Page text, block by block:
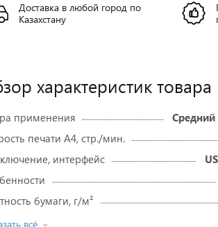
Доставка в любой город по
Казахстану
характеристик товара
применения
Средний
печати А4, стр./мин.
интерфейс
бумаги, г/м²
всё